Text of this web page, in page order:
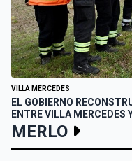
VILLA MERCEDES
EL GOBIERNO
ENTRE VILLA MERCEDES
MERLO